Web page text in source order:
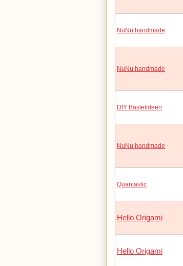
NuNu handmade
NuNu handmade
DIY Bastelideen
NuNu handmade
Quantastic
Hello Origami
Hello Origami